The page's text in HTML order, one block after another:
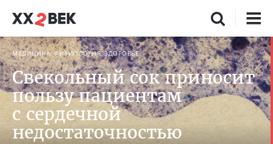
МЕДИЦИНА, ФИЗИОЛОГИЯ, ЗДОРОВЬЕ
Свекольный сок приносит
пользу пациентам
с сердечной
недостаточностью